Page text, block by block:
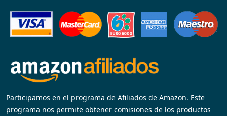
Participamos en el programa de Afiliados de Amazon. Este
programa nos permite obtener comisiones de los productos